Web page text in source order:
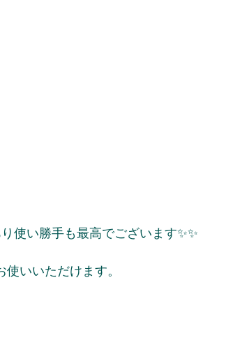
使い勝手も最高でございます✨✨
いいただけます。